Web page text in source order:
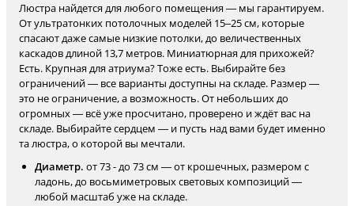
Люстра найдется для любого помещения — мы гарантируем.
От ультратонких потолочных моделей 15–25 см, которые
спасают даже самые низкие потолки, до величественных
каскадов длиной 13,7 метров. Миниатюрная для прихожей?
Есть. Крупная для атриума? Тоже есть. Выбирайте без
ограничений — все варианты доступны на складе. Размер —
это не ограничение, а возможность. От небольших до
огромных — всё уже просчитано, проверено и ждёт вас на
складе. Выбирайте сердцем — и пусть над вами будет именно
та люстра, о которой вы мечтали.
Диаметр. от 73 - до 73 см — от крошечных, размером с
ладонь, до восьмиметровых световых композиций —
любой масштаб уже на складе.